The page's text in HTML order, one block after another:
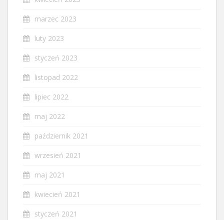
marzec 2023
luty 2023
styczeń 2023
listopad 2022
lipiec 2022
maj 2022
październik 2021
wrzesień 2021
maj 2021
kwiecień 2021
styczeń 2021